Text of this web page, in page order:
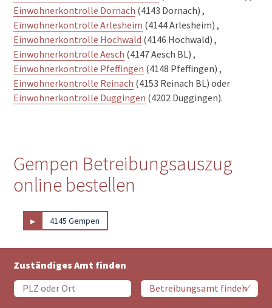
Einwohnerkontrolle Dornach (4143 Dornach) ,
Einwohnerkontrolle Arlesheim (4144 Arlesheim) ,
Einwohnerkontrolle Hochwald (4146 Hochwald) ,
Einwohnerkontrolle Aesch (4147 Aesch BL) ,
Einwohnerkontrolle Pfeffingen (4148 Pfeffingen) ,
Einwohnerkontrolle Reinach (4153 Reinach BL) oder
Einwohnerkontrolle Duggingen (4202 Duggingen).
Gempen Betreibungsauszug
online bestellen
▸ 4145 Gempen
Zuständiges Amt finden